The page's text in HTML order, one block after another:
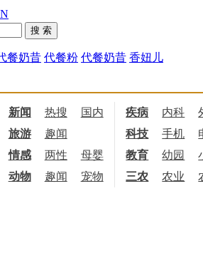
餐奶昔 代餐粉 代餐奶昔 香妞儿
饮食
新闻 热搜 国内 国际
疾病 内科
电视
旅游 趣闻 科技 手机
情感 两性 母婴 职场
教育 幼园
天文
动物 趣闻 宠物 三农 农业